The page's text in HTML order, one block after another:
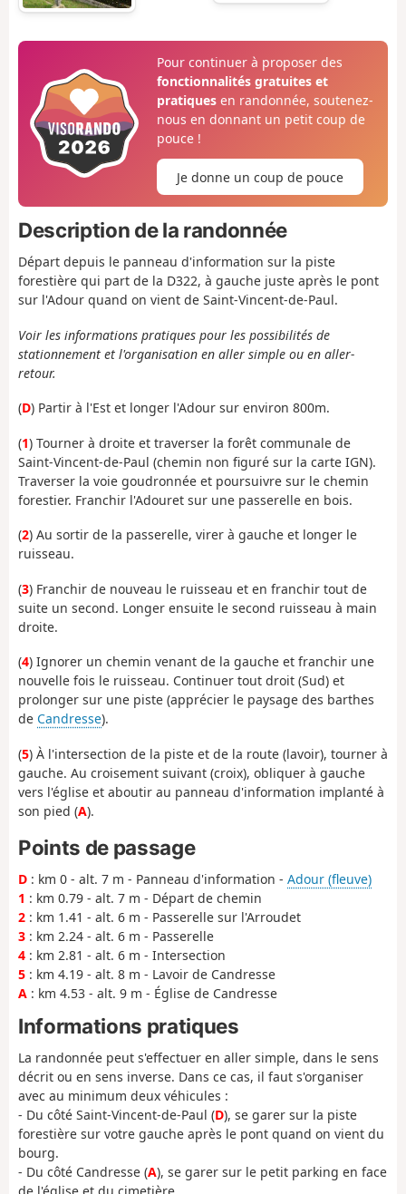
Pour continuer à proposer des
fonctionnalités gratuites et
pratiquesen randonnée, soutenez-
nous en donnant un petit coup de
pouce !
Je donne un coup de pouce
Description de la randonnée
Départ depuis le panneau d'information sur la piste
forestière qui part de la D322, à gauche juste après le pont
sur l'Adour quand on vient de Saint-Vincent-de-Paul.
Voir les informations pratiques pour les possibilités de
stationnement et l'organisation en aller simple ou en aller-
retour.
(D) Partir à l'Est et longer l'Adour sur environ 800m.
(1) Tourner à droite et traverser la forêt communale de
Saint-Vincent-de-Paul (chemin non figuré sur la carte IGN).
Traverser la voie goudronnée et poursuivre sur le chemin
forestier. Franchir l'Adouret sur une passerelle en bois.
(2) Au sortir de la passerelle, virer à gauche et longer le
ruisseau.
(3) Franchir de nouveau le ruisseau et en franchir tout de
suite un second. Longer ensuite le second ruisseau à main
droite.
(4) Ignorer un chemin venant de la gauche et franchir une
nouvelle fois le ruisseau. Continuer tout droit (Sud) et
prolonger sur une piste (apprécier le paysage des barthes
de Candresse).
(5) À l'intersection de la piste et de la route (lavoir), tourner à
gauche. Au croisement suivant (croix), obliquer à gauche
vers l'église et aboutir au panneau d'information implanté à
son pied (A).
Points de passage
D : km 0 - alt. 7 m - Panneau d'information - Adour (fleuve)
1 : km 0.79 - alt. 7 m - Départ de chemin
2 : km 1.41 - alt. 6 m - Passerelle sur l'Arroudet
3 : km 2.24 - alt. 6 m - Passerelle
4 : km 2.81 - alt. 6 m - Intersection
5 : km 4.19 - alt. 8 m - Lavoir de Candresse
A : km 4.53 - alt. 9 m - Église de Candresse
Informations pratiques
La randonnée peut s'effectuer en aller simple, dans le sens
décrit ou en sens inverse. Dans ce cas, il faut s'organiser
avec au minimum deux véhicules :
- Du côté Saint-Vincent-de-Paul (D), se garer sur la piste
forestière sur votre gauche après le pont quand on vient du
bourg.
- Du côté Candresse (A), se garer sur le petit parking en face